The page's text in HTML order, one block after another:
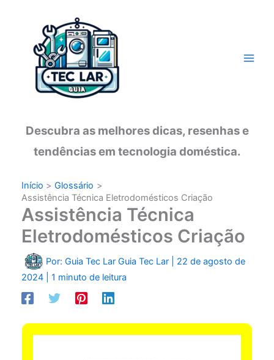
conteúdo
Descubra as melhores dicas, resenhas e
tendências em tecnologia doméstica.
Início
Glossário
Assistência Técnica Eletrodomésticos Criação
Assistência Técnica
Eletrodomésticos Criação
Por: Guia Tec Lar Guia Tec Lar
22 de agosto de
2024
1 minuto de leitura